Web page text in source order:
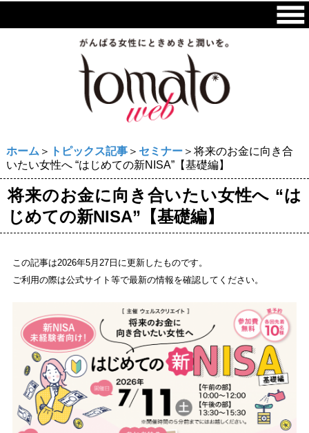
ホーム ＞ トピックス記事＞ セミナー＞将来のお金に向き合
いたい女性へ “はじめての新NISA”【基礎編】
将来のお金に向き合いたい女性へ “は
じめての新NISA”【基礎編】
この記事は2026年5月27日に更新したものです。
ご利用の際は公式サイト等で最新の情報を確認してください。